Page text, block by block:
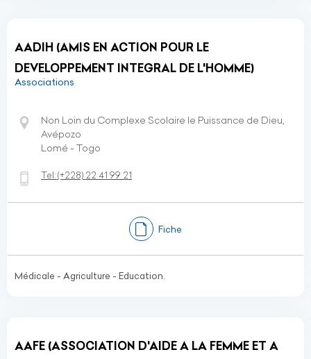
AADIH (AMIS EN ACTION POUR LE
DEVELOPPEMENT INTEGRAL DE L'HOMME)
Associations
Non Loin du Complexe Scolaire le Puissance de Dieu,
Avépozo
Lomé - Togo
Tel:(+228) 22 41 99 21
Fiche
Médicale - Agriculture - Education.
AAFE (ASSOCIATION D'AIDE A LA FEMME ET A